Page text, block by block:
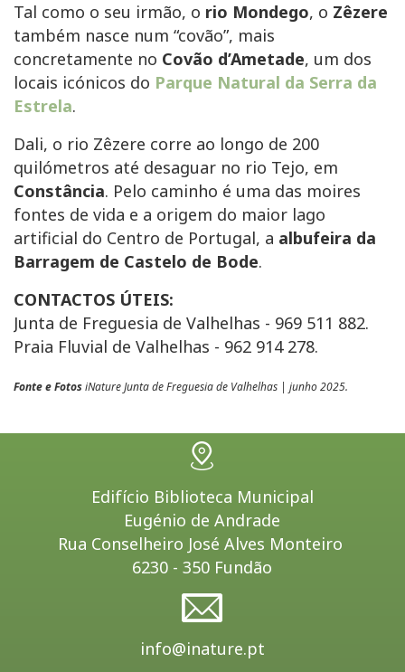
Tal como o seu irmão, o rio Mondego, o Zêzere
também nasce num “covão”, mais
concretamente no Covão d’Ametade, um dos
locais icónicos do Parque Natural da Serra da
Estrela.
Dali, o rio Zêzere corre ao longo de 200
quilómetros até desaguar no rio Tejo, em
Constância. Pelo caminho é uma das moires
fontes de vida e a origem do maior lago
artificial do Centro de Portugal, a albufeira da
Barragem de Castelo de Bode.
CONTACTOS ÚTEIS:
Junta de Freguesia de Valhelhas - 969 511 882.
Praia Fluvial de Valhelhas - 962 914 278.
Fonte e FotosiNature Junta de Freguesia de Valhelhas | junho 2025.
Edifício Biblioteca Municipal
Eugénio de Andrade
Rua Conselheiro José Alves Monteiro
6230 - 350 Fundão
info@inature.pt